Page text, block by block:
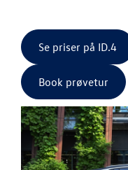
Se priser på ID.4
Book prøvetur